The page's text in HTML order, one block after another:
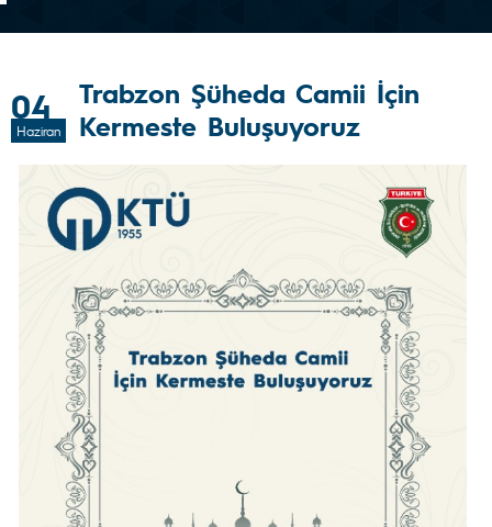
04
Haziran
Trabzon Şüheda Camii İçin
Kermeste Buluşuyoruz